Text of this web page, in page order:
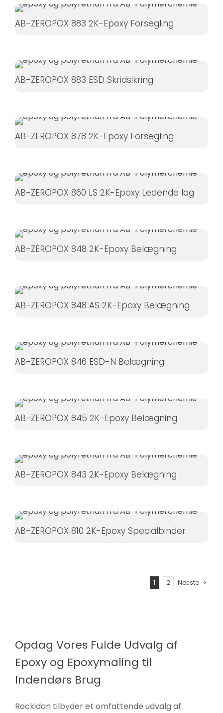
AB-ZEROPOX 883 2K-Epoxy Forsegling
AB-ZEROPOX 883 ESD Skridsikring
AB-ZEROPOX 878 2K-Epoxy Forsegling
AB-ZEROPOX 860 LS 2K-Epoxy Ledende lag
AB-ZEROPOX 848 2K-Epoxy Belægning
AB-ZEROPOX 848 AS 2K-Epoxy Belægning
AB-ZEROPOX 846 ESD-N Belægning
AB-ZEROPOX 845 2K-Epoxy Belægning
AB-ZEROPOX 843 2K-Epoxy Belægning
AB-ZEROPOX 810 2K-Epoxy Specialbinder
1 2 Næste
Opdag Vores Fulde Udvalg af
Epoxy og Epoxymaling til
Indendørs Brug
Rockidan tilbyder et omfattende udvalg af
når du
besøger
chancen
for at se
tilbud.